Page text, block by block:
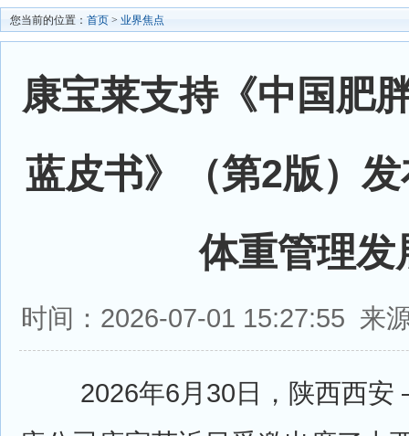
您当前的位置： 首页 > 业界焦点
康宝莱支持《中国肥
蓝皮书》（第2版）
体重管理发
时间：2026-07-01 15:27:55 来
2026年6月30日，陕西西安